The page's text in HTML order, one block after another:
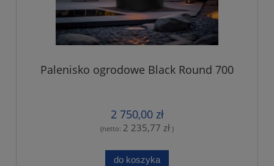
Palenisko ogrodowe Black Round 700
2 750,00 zł
(netto: 2 235,77 zł )
do koszyka